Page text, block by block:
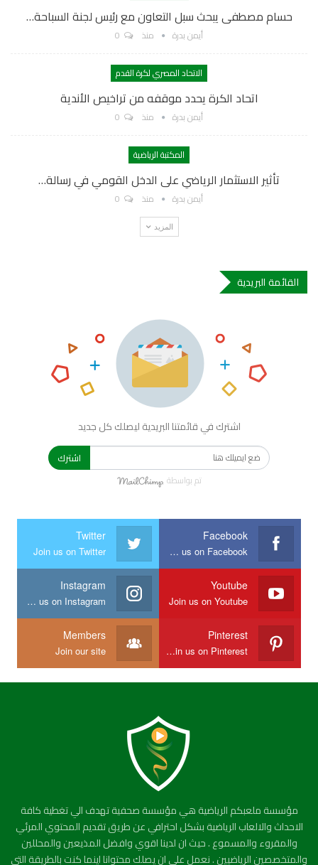
حسام مصطفى يبحث سبل التعاون مع رئيس لجنة السباحة…
أيمن بدرة منذ
الاتحاد المصري لكرة القدم
اتحاد الكرة يحدد موقفه من تراخيص الأندية
أيمن بدرة منذ
المكتبة الرياضية
تأثير الاستثمار الرياضي على الدخل القومي في رسالة…
أيمن بدرة منذ
المزيد
القائمة البريدية
اشترك في قائمتنا البريدية ليصلك كل جديد
اشترك
تم بواسطة
Facebook
Join us on Facebook
Twitter
Join us on Twitter
Youtube
Join us on Youtube
Instagram
Join us on Instagram
Pinterest
Join us on Pinterest
Members
Join our site
مؤسسة ملعبكم الرياضية هي مؤسسة صحفية تهدف الي تغطية كافة
الاحداث والالعاب الرياضية بشكل احترافي عن طريق تقديم المحتوي المرئي
والمقروء والمسموع . حيث ان لدينا اقوي وافضل المذيعين والمحللين
والمتخصصين الرياضيين . نعمل علي ان يصلك محتوانا اينما كنت بالطريقة التي